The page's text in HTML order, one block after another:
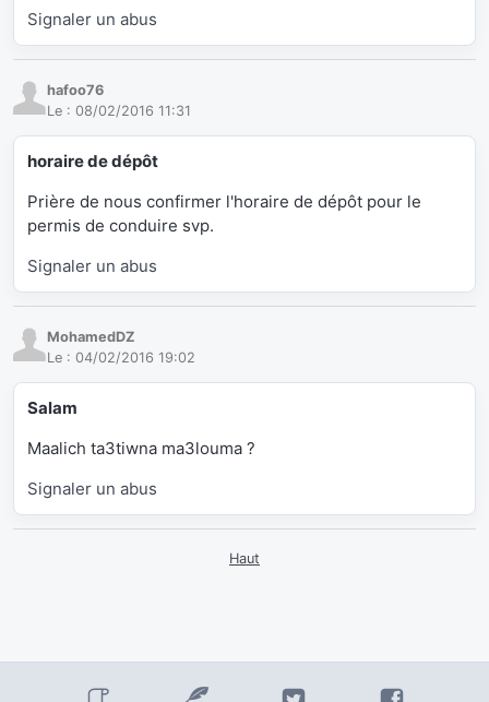
Signaler un abus
hafoo76
Le : 08/02/2016 11:31
horaire de dépôt
Prière de nous confirmer l'horaire de dépôt pour le
permis de conduire svp.
Signaler un abus
MohamedDZ
Le : 04/02/2016 19:02
Salam
Maalich ta3tiwna ma3louma ?
Signaler un abus
Haut